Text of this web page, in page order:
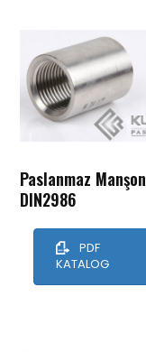
Paslanmaz Manşon
DIN2986
PDF
KATALOG